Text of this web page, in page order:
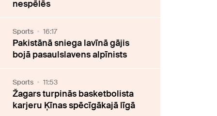
nespēlēs
Sports 16:17
Pakistānā sniega lavīnā gājis
bojā pasaulslavens alpīnists
Sports 11:53
Žagars turpinās basketbolista
karjeru Ķīnas spēcīgākajā līgā